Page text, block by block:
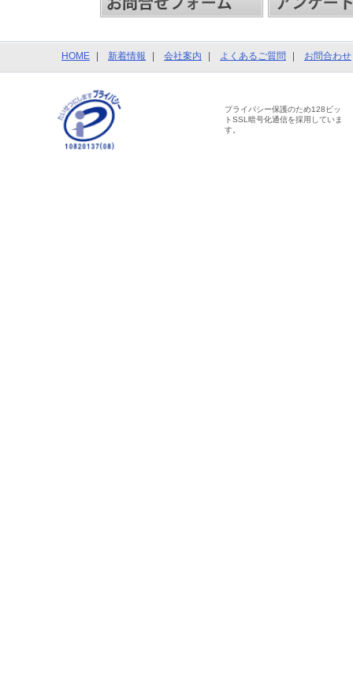
HOME 新着情報 会社案内 よくあるご質問 お問合わせ
プライバシー保護のため128ビッ
トSSL暗号化通信を採用していま
す。